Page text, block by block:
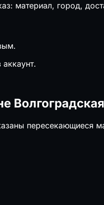
материал, город,
пересекающиеся